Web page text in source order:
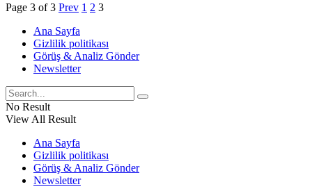
Page 3 of 3 Prev 1 2 3
Ana Sayfa
Gizlilik politikası
Görüş & Analiz Gönder
Newsletter
No Result
View All Result
Ana Sayfa
Gizlilik politikası
Görüş & Analiz Gönder
Newsletter